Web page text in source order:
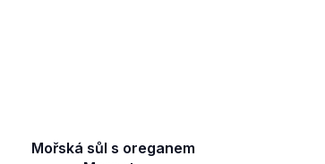
Mořská sůl s oreganem